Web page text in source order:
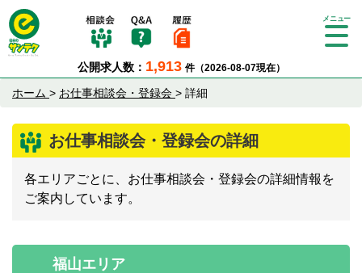
公開求人数： 1,913 件（2026-08-07現在）
Tog
ホーム > お仕事相談会・登録会 > 詳細
お仕事相談会・登録会の詳細
各エリアごとに、お仕事相談会・登録会の詳細情報を
ご案内しています。
福山エリア